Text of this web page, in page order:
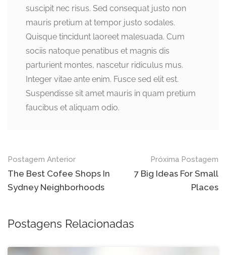
suscipit nec risus. Sed consequat justo non
mauris pretium at tempor justo sodales.
Quisque tincidunt laoreet malesuada. Cum
sociis natoque penatibus et magnis dis
parturient montes, nascetur ridiculus mus.
Integer vitae ante enim. Fusce sed elit est.
Suspendisse sit amet mauris in quam pretium
faucibus et aliquam odio.
Navegação
do
post
Postagem Anterior
The Best Cofee Shops In
Sydney Neighborhoods
Próxima Postagem
7 Big Ideas For Small
Places
Postagens Relacionadas